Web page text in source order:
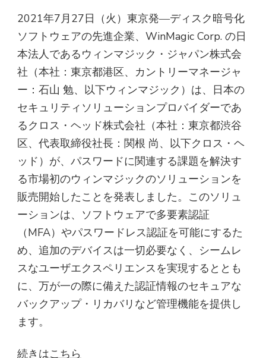
2021年7月27日（火）東京発―ディスク暗号化
ソフトウェアの先進企業、WinMagic Corp. の日
本法人であるウィンマジック・ジャパン株式会
社（本社：東京都港区、カントリーマネージャ
ー：石山 勉、以下ウィンマジック）は、日本の
セキュリティソリューションプロバイダーであ
るクロス・ヘッド株式会社（本社：東京都渋谷
区、代表取締役社長：関根 尚、以下クロス・ヘ
ッド）が、パスワードに関連する課題を解決す
る市場初のウィンマジックのソリューションを
販売開始したことを発表しました。このソリュ
ーションは、ソフトウェアで多要素認証
（MFA）やパスワードレス認証を可能にするた
め、追加のデバイスは一切必要なく、シームレ
スなユーザエクスペリエンスを実現するととも
に、万が一の際に備えた認証情報のセキュアな
バックアップ・リカバリなど管理機能を提供し
ます。
続きはこちら